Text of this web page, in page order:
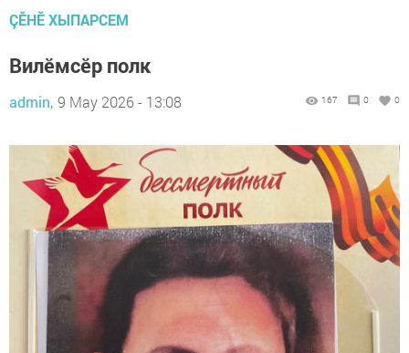
ÇӖНӖ ХЫПАРСЕМ
Вилӗмсӗр полк
admin, 9 May 2026 - 13:08 167 0 0